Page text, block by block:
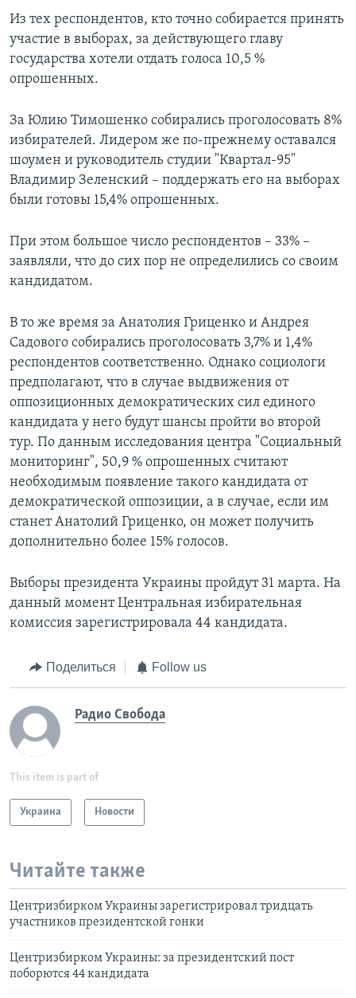
Из тех респондентов, кто точно собирается принять
участие в выборах, за действующего главу
государства хотели отдать голоса 10,5 %
опрошенных.
За Юлию Тимошенко собирались проголосовать 8%
избирателей. Лидером же по-прежнему оставался
шоумен и руководитель студии "Квартал-95"
Владимир Зеленский – поддержать его на выборах
были готовы 15,4% опрошенных.
При этом большое число респондентов – 33% –
заявляли, что до сих пор не определились со своим
кандидатом.
В то же время за Анатолия Гриценко и Андрея
Садового собирались проголосовать 3,7% и 1,4%
респондентов соответственно. Однако социологи
предполагают, что в случае выдвижения от
оппозиционных демократических сил единого
кандидата у него будут шансы пройти во второй
тур. По данным исследования центра "Социальный
мониторинг", 50,9 % опрошенных считают
необходимым появление такого кандидата от
демократической оппозиции, а в случае, если им
станет Анатолий Гриценко, он может получить
дополнительно более 15% голосов.
Выборы президента Украины пройдут 31 марта. На
данный момент Центральная избирательная
комиссия зарегистрировала 44 кандидата.
Поделиться Follow us
Радио Свобода
This item is part of
Украина Новости
Читайте также
Центризбирком Украины зарегистрировал тридцать
участников президентской гонки
Центризбирком Украины: за президентский пост
поборются 44 кандидата